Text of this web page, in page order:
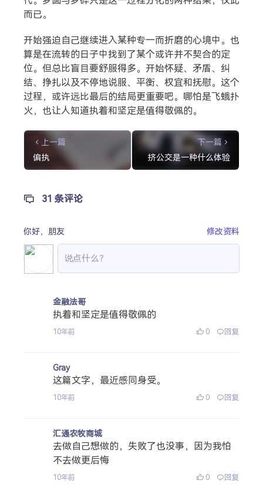
而已。
开始强迫自己继续进入某种专一而折磨的心境中。也
算是在流转的日子中找到了某个或许并不契合的定
位。但总比盲目要舒服得多。开始怀疑、矛盾、纠
结、挣扎以及不停地说服、平衡、权宜和抚慰。这个
过程，或许远比最后的结局更重要吧。哪怕是飞蛾扑
火，也让人知道执着和坚定是值得敬佩的。
上一篇
偏执
下一篇
挤公交是一种什么体验
31 条评论
你好， 朋友 修改资料
金融法哥
执着和坚定是值得敬佩的
10年前 0 回复
Gray
这篇文字，最近感同身受。
10年前 0 回复
汇通农牧商城
去做自己想做的，失败了也没事，因为我怕
不去做更后悔
10年前 0 回复